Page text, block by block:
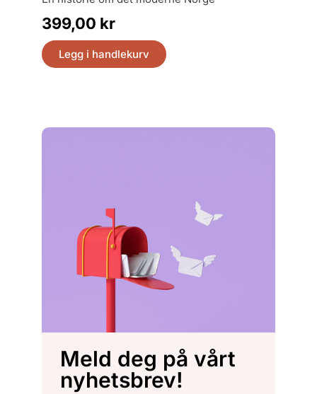
399,00 kr
Legg i handlekurv
Meld deg på vårt
nyhetsbrev!